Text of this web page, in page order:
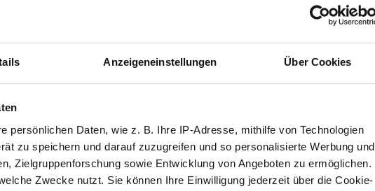
Anzeigeneinstellungen Über Cookies
persönlichen Daten, wie z. B. Ihre IP-Adresse, mithilfe von Technologien
zu speichern und darauf zuzugreifen und so personalisierte Werbung und
Zielgruppenforschung sowie Entwicklung von Angeboten zu ermöglichen.
Zwecke nutzt. Sie können Ihre Einwilligung jederzeit über die Cookie-